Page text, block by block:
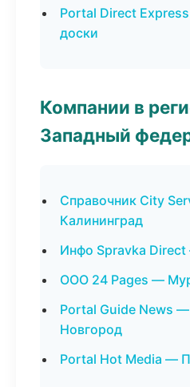
Portal Direct
доски
Компании в
Западный
Справочник City
Калининград
Инфо Spravka
ООО 24 Pages —
Portal Guide News
Новгород
Portal Hot Media —